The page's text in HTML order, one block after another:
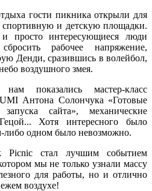
гости пикника открыли для
спортивную и детскую площадки.
просто интересующиеся люди
рабочее напряжение,
Денди, сразившись в волейбол,
воздушного змея.
показались мастер-класс
UMI Антона Солончука «Готовые
сайта», механические
Хотя интересного было
либо одном было невозможно.
Picnic стал лучшим событием
мы не только узнали массу
для работы, но и отлично
воздухе!